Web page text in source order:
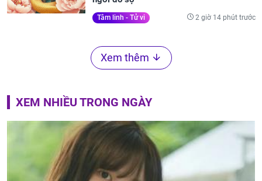
Tâm linh - Tử vi 2 giờ 14 phút trước
Xem thêm
XEM NHIỀU TRONG NGÀY